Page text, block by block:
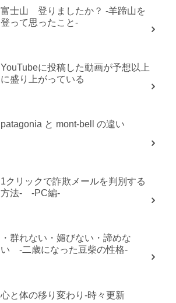
富士山 登りましたか？ -羊蹄山を
登って思ったこと-
YouTubeに投稿した動画が予想以上
に盛り上がっている
patagonia と mont-bell の違い
1クリックで詐欺メールを判別する
方法- -PC編-
・群れない・媚びない・諦めな
い -二歳になった豆柴の性格-
心と体の移り変わり-時々更新